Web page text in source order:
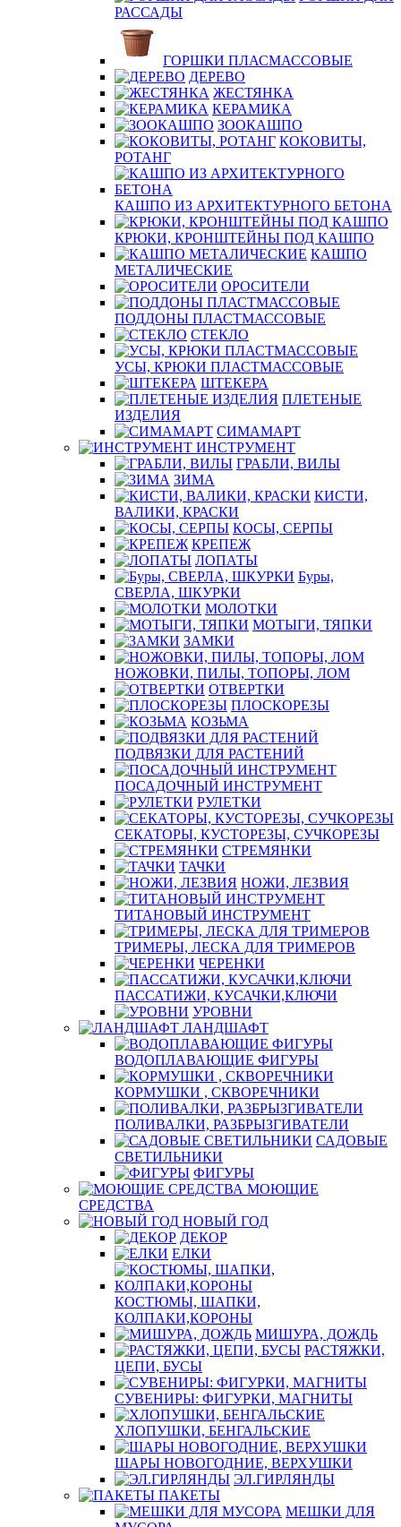
РАССАДЫ
ГОРШКИ ПЛАСМАССОВЫЕ
ДЕРЕВО
ЖЕСТЯНКА
КЕРАМИКА
ЗООКАШПО
КОКОВИТЫ,
РОТАНГ
КАШПО ИЗ АРХИТЕКТУРНОГО БЕТОНА
КРЮКИ, КРОНШТЕЙНЫ ПОД КАШПО
КАШПО
МЕТАЛИЧЕСКИЕ
ОРОСИТЕЛИ
ПОДДОНЫ ПЛАСТМАССОВЫЕ
СТЕКЛО
УСЫ, КРЮКИ ПЛАСТМАССОВЫЕ
ШТЕКЕРА
ПЛЕТЕНЫЕ
ИЗДЕЛИЯ
СИМАМАРТ
ИНСТРУМЕНТ
ГРАБЛИ, ВИЛЫ
ЗИМА
КИСТИ,
ВАЛИКИ, КРАСКИ
КОСЫ, СЕРПЫ
КРЕПЕЖ
ЛОПАТЫ
Буры,
СВЕРЛА, ШКУРКИ
МОЛОТКИ
МОТЫГИ, ТЯПКИ
ЗАМКИ
НОЖОВКИ, ПИЛЫ, ТОПОРЫ, ЛОМ
ОТВЕРТКИ
ПЛОСКОРЕЗЫ
КОЗЬМА
ПОДВЯЗКИ ДЛЯ РАСТЕНИЙ
ПОСАДОЧНЫЙ ИНСТРУМЕНТ
РУЛЕТКИ
СЕКАТОРЫ, КУСТОРЕЗЫ, СУЧКОРЕЗЫ
СТРЕМЯНКИ
ТАЧКИ
НОЖИ, ЛЕЗВИЯ
ТИТАНОВЫЙ ИНСТРУМЕНТ
ТРИМЕРЫ, ЛЕСКА ДЛЯ ТРИМЕРОВ
ЧЕРЕНКИ
ПАССАТИЖИ, КУСАЧКИ,КЛЮЧИ
УРОВНИ
ЛАНДШАФТ
ВОДОПЛАВАЮЩИЕ ФИГУРЫ
КОРМУШКИ , СКВОРЕЧНИКИ
ПОЛИВАЛКИ, РАЗБРЫЗГИВАТЕЛИ
САДОВЫЕ
СВЕТИЛЬНИКИ
ФИГУРЫ
МОЮЩИЕ
СРЕДСТВА
НОВЫЙ ГОД
ДЕКОР
ЕЛКИ
КОСТЮМЫ, ШАПКИ,
КОЛПАКИ,КОРОНЫ
МИШУРА, ДОЖДЬ
РАСТЯЖКИ,
ЦЕПИ, БУСЫ
СУВЕНИРЫ: ФИГУРКИ, МАГНИТЫ
ХЛОПУШКИ, БЕНГАЛЬСКИЕ
ШАРЫ НОВОГОДНИЕ, ВЕРХУШКИ
ЭЛ.ГИРЛЯНДЫ
ПАКЕТЫ
МЕШКИ ДЛЯ